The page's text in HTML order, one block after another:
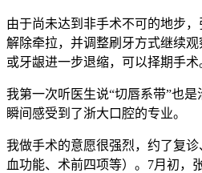
由于尚未达到非手术不可的地步
解除牵拉，并调整刷牙方式继续
或牙龈进一步退缩，可以择期手术
我第一次听医生说“切唇系带”也是
瞬间感受到了浙大口腔的专业。
我做手术的意愿很强烈，约了复
血功能、术前四项等）。7月初，